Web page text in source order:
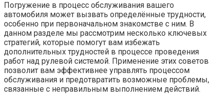
Погружение в процесс обслуживания вашего
автомобиля может вызвать определённые трудности,
особенно при первоначальном знакомстве с ним. В
данном разделе мы рассмотрим несколько ключевых
стратегий, которые помогут вам избежать
дополнительных трудностей в процессе проведения
работ над рулевой системой. Применение этих советов
позволит вам эффективнее управлять процессом
обслуживания и предотвратить возможные проблемы,
связанные с неправильным выполнением действий.